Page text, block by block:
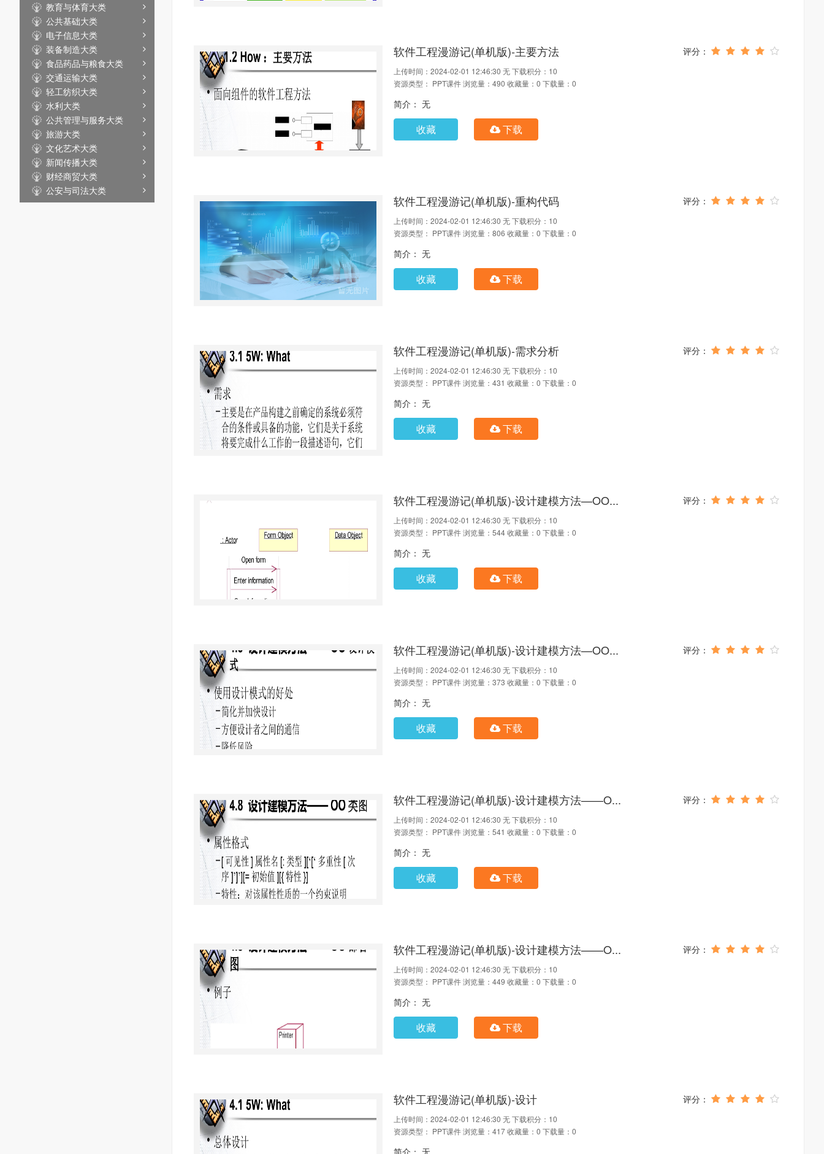
教育与体育大类
公共基础大类
电子信息大类
装备制造大类
食品药品与粮食大类
交通运输大类
轻工纺织大类
水利大类
公共管理与服务大类
旅游大类
文化艺术大类
新闻传播大类
财经商贸大类
公安与司法大类
软件工程漫游记(单机版)-主要方法
上传时间：2024-02-01 12:46:30 无下载积分：10
资源类型： PPT课件浏览量：490 收藏量：0 下载量：0
简介： 无
收藏 下载
软件工程漫游记(单机版)-重构代码
上传时间：2024-02-01 12:46:30 无下载积分：10
资源类型： PPT课件浏览量：806 收藏量：0 下载量：0
简介： 无
收藏 下载
软件工程漫游记(单机版)-需求分析
上传时间：2024-02-01 12:46:30 无下载积分：10
资源类型： PPT课件浏览量：431 收藏量：0 下载量：0
简介： 无
收藏 下载
软件工程漫游记(单机版)-设计建模方法—OO...
上传时间：2024-02-01 12:46:30 无下载积分：10
资源类型： PPT课件浏览量：544收藏量：0 下载量：0
简介： 无
收藏 下载
软件工程漫游记(单机版)-设计建模方法—OO...
上传时间：2024-02-01 12:46:30 无下载积分：10
资源类型： PPT课件浏览量：373 收藏量：0 下载量：0
简介： 无
收藏 下载
软件工程漫游记(单机版)-设计建模方法——O...
上传时间：2024-02-01 12:46:30 无下载积分：10
资源类型： PPT课件浏览量：541 收藏量：0 下载量：0
简介： 无
收藏 下载
软件工程漫游记(单机版)-设计建模方法——O...
上传时间：2024-02-01 12:46:30 无下载积分：10
资源类型： PPT课件浏览量：449 收藏量：0 下载量：0
简介： 无
收藏 下载
软件工程漫游记(单机版)-设计
上传时间：2024-02-01 12:46:30 无下载积分：10
资源类型： PPT课件浏览量：417收藏量：0 下载量：0
简介： 无